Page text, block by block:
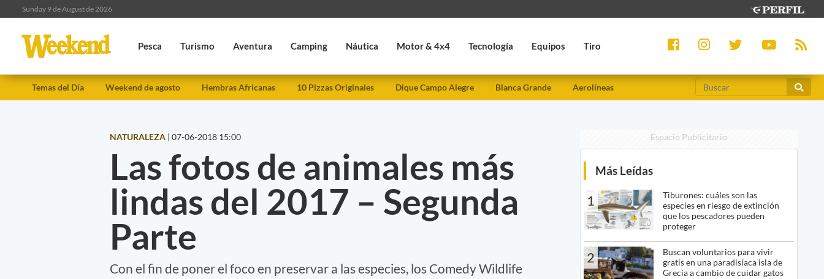
Sunday 9 de August de 2026
Pesca Turismo Aventura Camping Náutica Motor & 4x4 Tecnología Equipos Tiro
Temas del Día Weekend de agosto Hembras Africanas 10 Pizzas Originales Dique Campo Alegre Blanca Grande Aerolíneas
NATURALEZA | 07-06-2018 15:00
Las fotos de animales más
lindas del 2017 – Segunda
Parte
Con el fin de poner el foco en preservar a las especies, los Comedy Wildlife
Espacio Publicitario
Más Leídas
1
Tiburones: cuáles son las
especies en riesgo de extinción
que los pescadores pueden
proteger
2
Buscan voluntarios para vivir
gratis en una paradisíaca isla de
Grecia a cambio de cuidar gatos